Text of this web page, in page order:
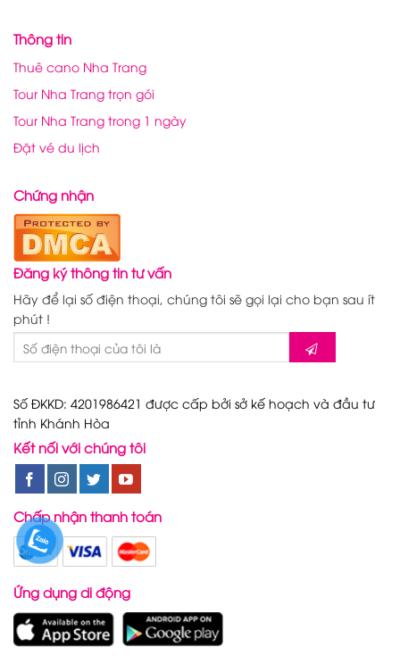
Thông tin
Thuê cano Nha Trang
Tour Nha Trang trọn gói
Tour Nha Trang trong 1 ngày
Đặt vé du lịch
Chứng nhận
Đăng ký thông tin tư vấn
Hãy để lại số điện thoại, chúng tôi sẽ gọi lại cho bạn sau ít
phút !
Số ĐKKD: 4201986421 được cấp bởi sở kế hoạch và đầu tư
tỉnh Khánh Hòa
Kết nối với chúng tôi
Chấp nhận thanh toán
Ứng dụng di động